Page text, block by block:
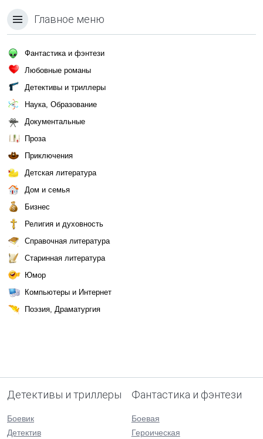
Главное меню
Фантастика и фэнтези
Любовные романы
Детективы и триллеры
Наука, Образование
Документальные
Проза
Приключения
Детская литература
Дом и семья
Бизнес
Религия и духовность
Справочная литература
Старинная литература
Юмор
Компьютеры и Интернет
Поэзия, Драматургия
Детективы и триллеры
Боевик
Детектив
Фантастика и фэнтези
Боевая
Героическая